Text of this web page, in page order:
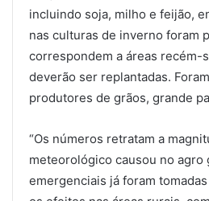
incluindo soja, milho e feijão,
nas culturas de inverno foram
correspondem a áreas recém-
deverão ser replantadas.
produtores de grãos, grande
“Os números retratam a
meteorológico causou no agro
emergenciais já foram